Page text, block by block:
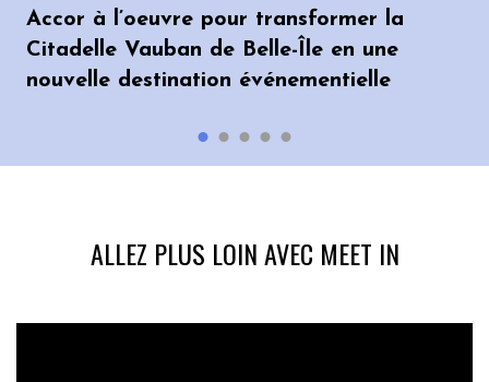
Accor à l’oeuvre pour transformer la
Citadelle Vauban de Belle-Île en une
nouvelle destination événementielle
ALLEZ PLUS LOIN AVEC MEET IN